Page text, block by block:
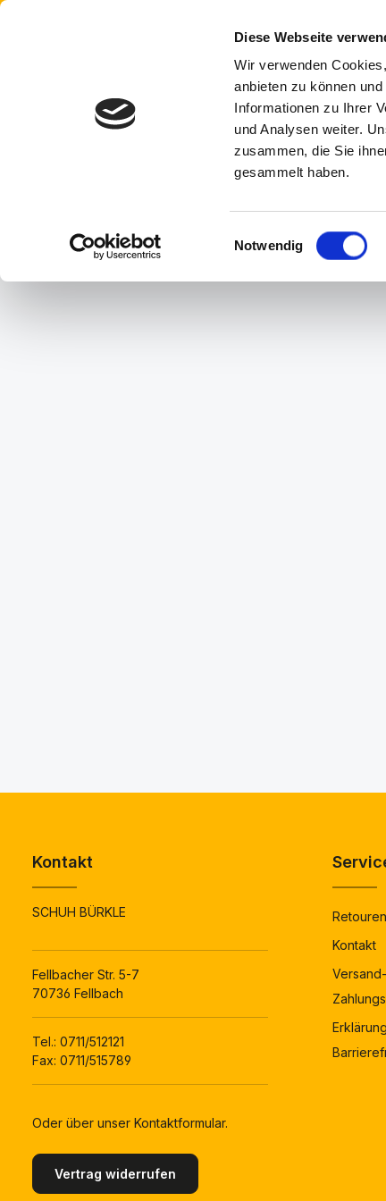
Diese Webseite
Wir verwenden
anbieten zu können
Informationen zu Ihrer
und Analysen weiter.
zusammen, die Sie
gesammelt haben.
Einwilligungsauswahl
Notwendig
DAMENSCHUHE
Kontakt
SCHUH BÜRKLE
Fellbacher Str. 5-7
70736 Fellbach
Tel.: 0711/512121
Fax: 0711/515789
Oder über unser Kontaktformular.
Vertrag widerrufen
Retouren
Kontakt